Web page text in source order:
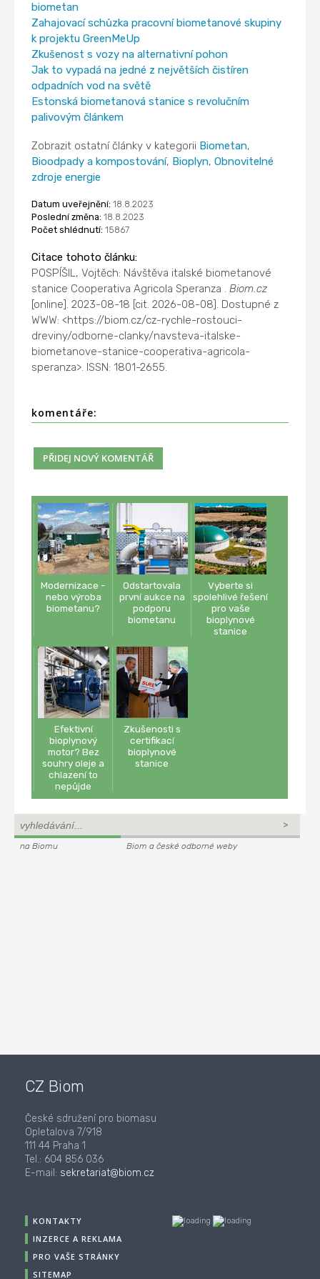
biometan
Zahajovací schůzka pracovní biometanové skupiny
k projektu GreenMeUp
Zkušenost s vozy na alternativní pohon
Jak to vypadá na jedné z největších čistíren
odpadních vod na světě
Estonská biometanová stanice s revolučním
palivovým článkem
Zobrazit ostatní články v kategorii Biometan,
Bioodpady a kompostování, Bioplyn,Obnovitelné
zdroje energie
Datum uveřejnění: 18.8.2023
Poslední změna: 18.8.2023
Počet shlédnutí: 15867
Citace tohoto článku:
POSPÍŠIL, Vojtěch: Návštěva italské biometanové
stanice Cooperativa Agricola Speranza .Biom.cz
[online]. 2023-08-18 [cit. 2026-08-08]. Dostupné z
WWW: <https://biom.cz/cz-rychle-rostouci-
dreviny/odborne-clanky/navsteva-italske-
biometanove-stanice-cooperativa-agricola-
speranza>. ISSN: 1801-2655.
komentáře:
Modernizace -
nebo výroba
biometanu?
Odstartovala
první aukce na
podporu
biometanu
Vyberte si
spolehlivé řešení
pro vaše
bioplynové
stanice
Efektivní
bioplynový
motor? Bez
souhry oleje a
chlazení to
nepůjde
Zkušenosti s
certifikací
bioplynové
stanice
na Biomu Biom a české odborné weby
CZ Biom
České sdružení pro biomasu
Opletalova 7/918
111 44 Praha 1
Tel.: 604 856 036
E-mail: sekretariat@biom.cz
KONTAKTY
INZERCE A REKLAMA
PRO VAŠE STRÁNKY
SITEMAP